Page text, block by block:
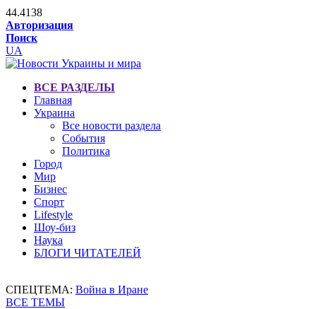
44.4138
Авторизация
Поиск
UA
ВСЕ РАЗДЕЛЫ
Главная
Украина
Все новости раздела
События
Политика
Город
Мир
Бизнес
Спорт
Lifestyle
Шоу-биз
Наука
БЛОГИ ЧИТАТЕЛЕЙ
СПЕЦТЕМА: Война в Иране
ВСЕ ТЕМЫ